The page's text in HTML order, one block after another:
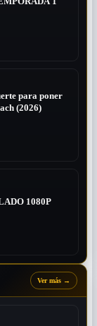
para poner
(2026)
1080P
Ver más →